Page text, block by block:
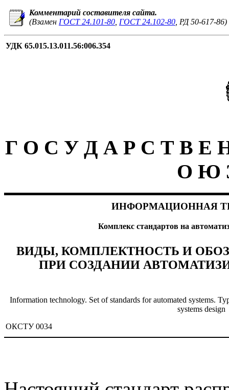
Комментарий составителя сайта.
(Взамен ГОСТ 24.101-80 ГОСТ 24.102-80 , РД 50-617-86)
УДК 65.015.13.011.56:006.354
Г О С У Д А Р С Т В
О Ю
ИНФОРМАЦИОННАЯ
Комплекс стандартов на
ВИДЫ, КОМПЛЕКТНОСТЬ И
ПРИ СОЗДАНИИ
Information technology. Set of standards for automated systems.
systems design
ОКСТУ 0034